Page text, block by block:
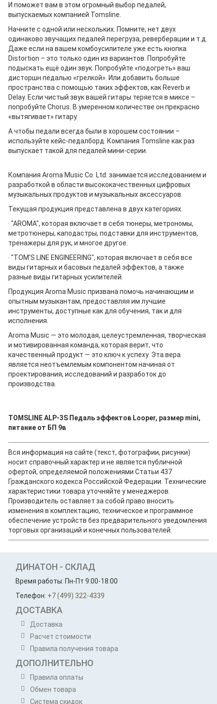
И поможет вам в этом огромный выбор педалей,
выпускаемых компанией Tomsline.
Начните с одной или нескольких. Помните, нет двух
одинаково звучащих педалей перегруза, реверберации и т.д.
Даже если на вашем комбоусилителе уже есть кнопка
Distortion – это только один из вариантов. Попробуйте
подыскать ещё один звук. Попробуйте «подогреть» ваш
дисторшн педалью «грелкой». Или добавить больше
пространства с помощью таких эффектов, как Reverb и
Delay. Если чистый звук вашей гитары теряется в миксе –
попробуйте Chorus. В умеренном количестве он прекрасно
«вытягивает» гитару.
А чтобы педали всегда были в хорошем состоянии –
используйте кейс-педалборд. Компания Tomsline как раз
выпускает такой для педалей мини-серии.
Компания Aroma Music Co. Ltd. занимается исследованием и
разработкой в области высококачественных цифровых
музыкальных продуктов и музыкальных аксессуаров.
Текущая продукция представлена в двух категориях.
· "AROMA", которая включает в себя тюнеры, метрономы,
метротюнеры, каподастры, подставки для инструментов,
тренажеры для рук, и многое другое.
· "TOM'S LINE ENGINEERING", которая включает в себя все
виды гитарных и басовых педалей эффектов, а также
разные виды гитарных усилителей.
Продукция Aroma Music призвана помочь начинающим и
опытным музыкантам, предоставляя им лучшие
инструменты, доступные как для обучения, так и для
исполнения.
Aroma Music — это молодая, целеустремленная, творческая
и мотивированная команда, которая верит, что
качественный продукт — это ключ к успеху. Эта вера
является неотъемлемым компонентом начиная от
проектирования, исследований и разработок до
производства.
TOMSLINE ALP-3S Педаль эффектов Looper, размер mini,
питание от БП 9в
Вся информация на сайте (текст, фотографии, рисунки)
носит справочный характер и не является публичной
офертой, определяемой положениями Статьи 437
Гражданского кодекса Российской Федерации. Технические
характеристики товара уточняйте у менеджеров.
Производитель оставляет за собой право вносить
изменения в комплектацию, техническое и программное
обеспечение устройств без предварительного уведомления
торговых организаций и конечных пользователей.
ДИНАТОН - СКЛАД
Время работы: Пн-Пт 9:00-18:00
Телефон: +7 (499) 322-4339
ДОСТАВКА
Доставка
Расчет стоимости
Правила получения товара
ДОПОЛНИТЕЛЬНО
Правила оплаты
Обмен товара
Система скидок